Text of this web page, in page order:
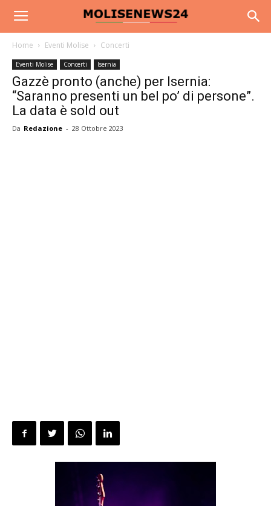
Home Eventi Molise Concerti
Eventi Molise Concerti Isernia
Gazzè pronto (anche) per Isernia:
“Saranno presenti un bel po’ di persone”.
La data è sold out
Da Redazione - 28 Ottobre 2023